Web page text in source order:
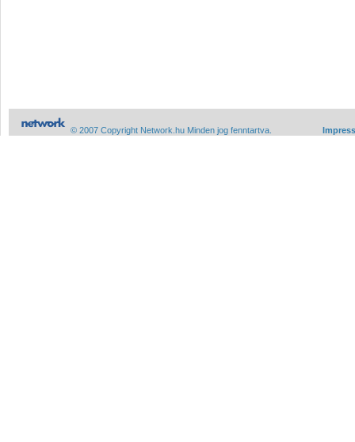
© 2007 Copyright Network.hu Minden jog fenntartva.